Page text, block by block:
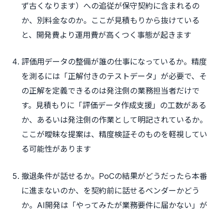
ず古くなります）への追従が保守契約に含まれるの
か、別料金なのか。ここが見積もりから抜けている
と、開発費より運用費が高くつく事態が起きます
評価用データの整備が誰の仕事になっているか。精度
を測るには「正解付きのテストデータ」が必要で、そ
の正解を定義できるのは発注側の業務担当者だけで
す。見積もりに「評価データ作成支援」の工数がある
か、あるいは発注側の作業として明記されているか。
ここが曖昧な提案は、精度検証そのものを軽視してい
る可能性があります
撤退条件が話せるか。PoCの結果がどうだったら本番
に進まないのか、を契約前に話せるベンダーかどう
か。AI開発は「やってみたが業務要件に届かない」が